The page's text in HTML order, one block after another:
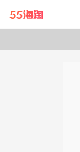
带你去官网买正品